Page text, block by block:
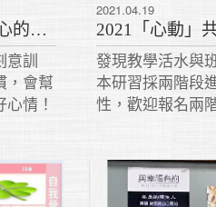
幸福心學堂2.0(一)「注視心的存在~自我覺察」（課程重點）
訓
，會幫
情！
2021.04.19
2021「心動」
發現教學活水與
本研習採兩階段
性，歡迎報名兩